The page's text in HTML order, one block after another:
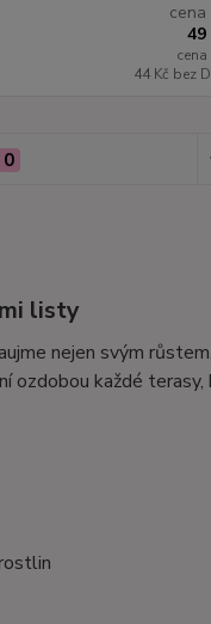
cena
49
44 Kč bez
0
listy
nejen svým
ozdobou každé